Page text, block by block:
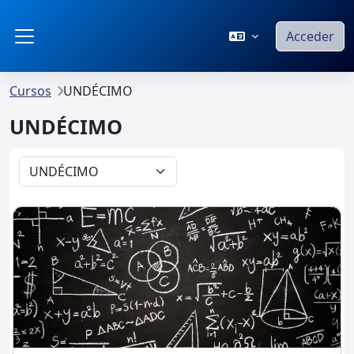
Acceder
Cursos UNDÉCIMO
UNDÉCIMO
Categorías